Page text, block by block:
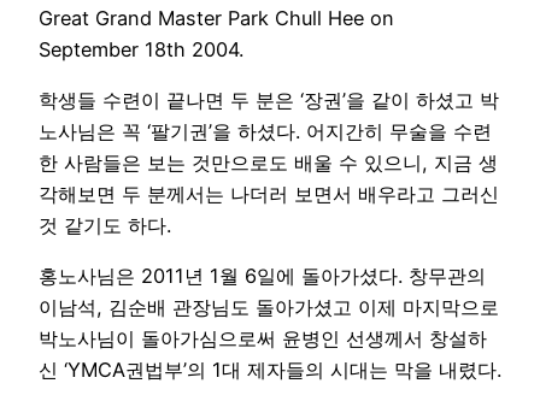
Great Grand Master Park Chull Hee on
September 18th 2004.
학생들 수련이 끝나면 두 분은 ‘장권’을 같이 하셨고 박
노사님은 꼭 ‘팔기권’을 하셨다. 어지간히 무술을 수련
한 사람들은 보는 것만으로도 배울 수 있으니, 지금 생
각해보면 두 분께서는 나더러 보면서 배우라고 그러신
것 같기도 하다.
홍노사님은 2011년 1월 6일에 돌아가셨다. 창무관의
이남석, 김순배 관장님도 돌아가셨고 이제 마지막으로
박노사님이 돌아가심으로써 윤병인 선생께서 창설하
신 ‘YMCA권법부’의 1대 제자들의 시대는 막을 내렸다.